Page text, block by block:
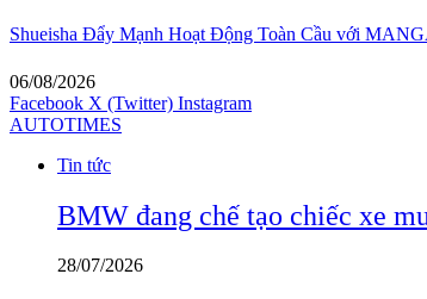
Shueisha Đẩy Mạnh Hoạt Động Toàn Cầu với
06/08/2026
Facebook X (Twitter) Instagram
AUTOTIMES
Tin tức
BMW đang chế tạo chiếc xe
28/07/2026